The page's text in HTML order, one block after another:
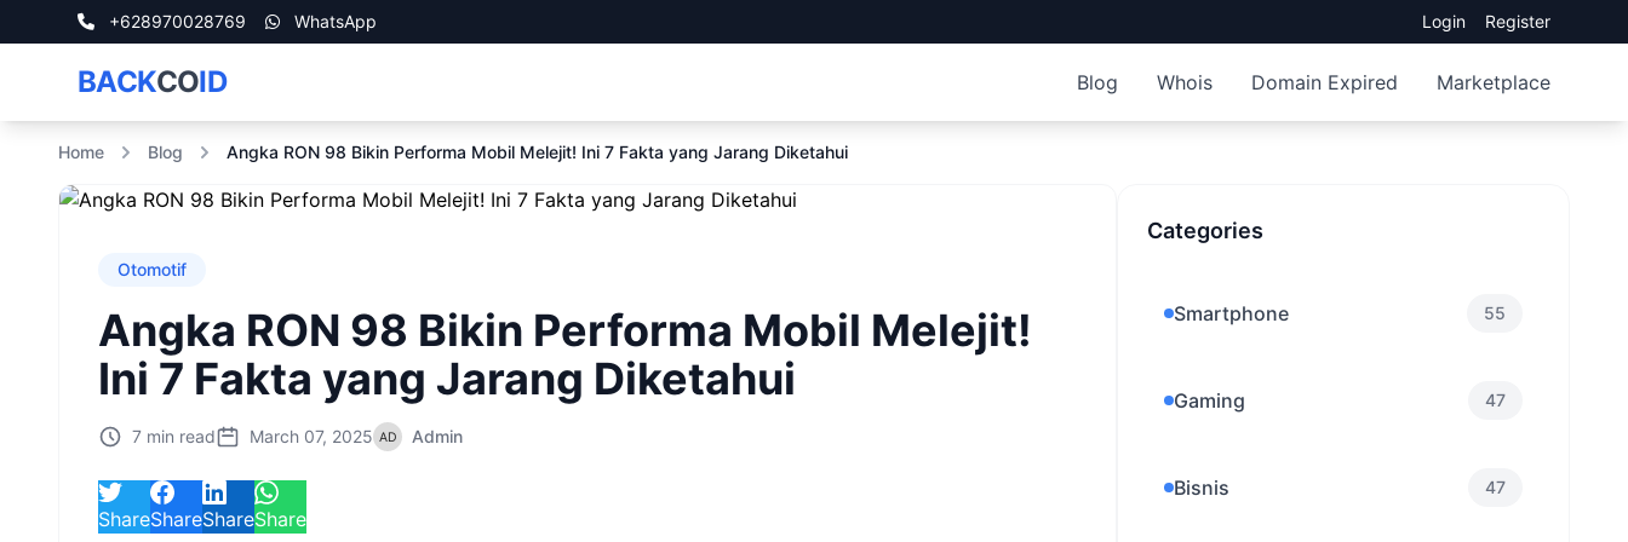
+628970028769 WhatsApp Login Register
BACKCOID Blog Whois Domain Expired Marketplace
Home Blog Angka RON 98 Bikin Performa Mobil Melejit! Ini 7 Fakta yang Jarang Diketahui
Otomotif
Angka RON 98 Bikin Performa Mobil Melejit!
Ini 7 Fakta yang Jarang Diketahui
7 min read March 07, 2025 Admin
ShareShareShareShare
Categories
Smartphone 55
Gaming 47
Bisnis 47